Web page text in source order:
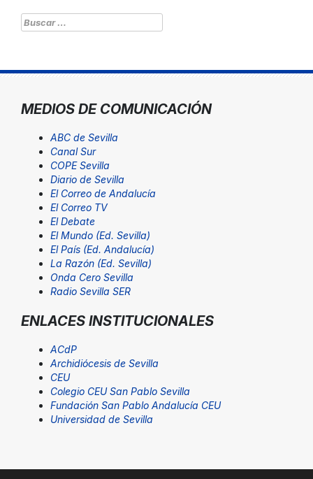
Buscar:
MEDIOS DE COMUNICACIÓN
ABC de Sevilla
Canal Sur
COPE Sevilla
Diario de Sevilla
El Correo de Andalucía
El Correo TV
El Debate
El Mundo (Ed. Sevilla)
El País (Ed. Andalucía)
La Razón (Ed. Sevilla)
Onda Cero Sevilla
Radio Sevilla SER
ENLACES INSTITUCIONALES
ACdP
Archidiócesis de Sevilla
CEU
Colegio CEU San Pablo Sevilla
Fundación San Pablo Andalucía CEU
Universidad de Sevilla